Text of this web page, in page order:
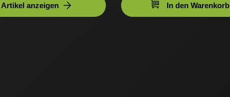
Artikel anzeigen In den Warenkorb